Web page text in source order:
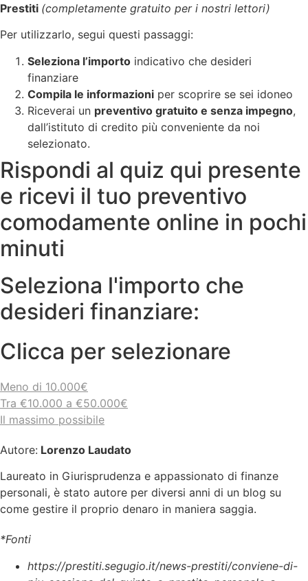
Prestiti (completamente gratuito per i nostri lettori)
Per utilizzarlo, segui questi passaggi:
Seleziona l’importo indicativo che desideri
finanziare
Compila le informazioni per scoprire se sei idoneo
Riceverai un preventivo gratuito e senza impegno,
dall’istituto di credito più conveniente da noi
selezionato.
Rispondi al quiz qui presente
e ricevi il tuo preventivo
comodamente online in pochi
minuti
Seleziona l'importo che
desideri finanziare:
Clicca per selezionare
Meno di 10.000€
Tra €10.000 a €50.000€
Il massimo possibile
Autore: Lorenzo Laudato
Laureato in Giurisprudenza e appassionato di finanze
personali, è stato autore per diversi anni di un blog su
come gestire il proprio denaro in maniera saggia.
*Fonti
https://prestiti.segugio.it/news-prestiti/conviene-di-